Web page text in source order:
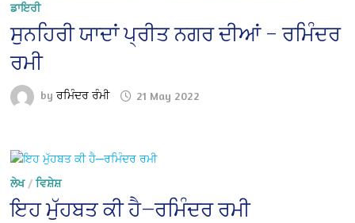
ਡਾਇਰੀ
ਸੁਨਹਿਰੀ ਯਾਦਾਂ ਪ੍ਰੀਤ ਨਗਰ ਦੀਆਂ – ਰਮਿੰਦਰ
ਰਮੀ
byਰਮਿੰਦਰ ਰੰਮੀ 21 May 2022
ਲੇਖ/ਵਿਸ਼ੇਸ਼
ਇਹ ਮੁੱਹਬਤ ਕੀ ਹੈ—ਰਮਿੰਦਰ ਰਮੀ